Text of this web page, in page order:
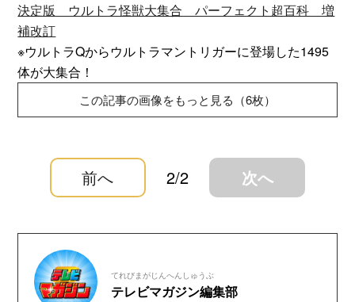
決定版 ウルトラ怪獣大集合 パーフェクト超百科 増
補改訂
※ウルトラQからウルトラマントリガーに登場した1495
体が大集合！
この記事の画像をもっと見る（6枚）
前へ 2/2 次へ
てれびまがじんへんしゅうぶ
テレビマガジン編集部